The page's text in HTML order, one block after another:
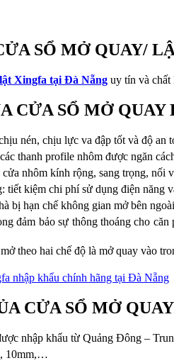
SỔ MỞ QUAY/
Xingfa tại Đà Nẵng uy tín và
CỬA SỔ MỞ
nén, chịu lực va đập tốt và độ an
thanh profile nhôm được ngăn
nhôm kính rộng, sang trọng, nối
tiết kiệm chi phí sử dụng điện năng
bị hạn chế không gian mở bên
đảm bảo sự thông thoáng cho
theo hai chế độ là mở quay vào
nhập khẩu chính hãng tại Đà Nẵng
CỬA SỔ MỞ
nhập khẩu từ Quảng Đông –
10mm,…